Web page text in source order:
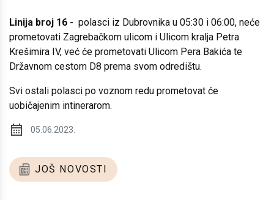
Linija broj 16 - polasci iz Dubrovnika u 05:30 i 06:00, neće
prometovati Zagrebačkom ulicom i Ulicom kralja Petra
Krešimira IV, već će prometovati Ulicom Pera Bakića te
Državnom cestom D8 prema svom odredištu.
Svi ostali polasci po voznom redu prometovat će
uobičajenim intinerarom.
05.06.2023.
JOŠ NOVOSTI